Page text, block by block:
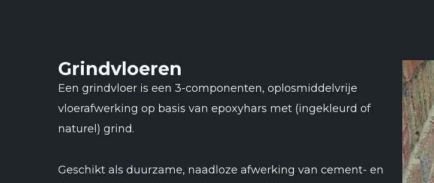
Grindvloeren
Een grindvloer is een 3-componenten, oplosmiddelvrije
vloerafwerking op basis van epoxyhars met (ingekleurd of
naturel) grind.
Geschikt als duurzame, naadloze afwerking van cement- en